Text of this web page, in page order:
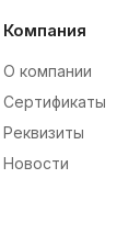
Компания
О компании
Сертификаты
Реквизиты
Новости